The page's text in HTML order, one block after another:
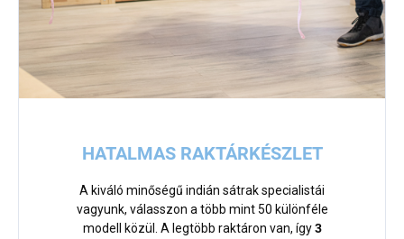
HATALMAS RAKTÁRKÉSZLET
A kiváló minőségű indián sátrak specialistái
vagyunk, válasszon a több mint 50 különféle
modell közül. A legtöbb raktáron van, így3